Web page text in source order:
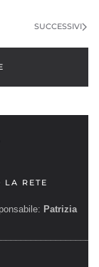
SUCCESSIVI
LA RETE
Patrizia